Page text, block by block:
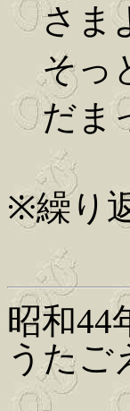
さま
そっ
だま
※繰り
昭和44
うたご